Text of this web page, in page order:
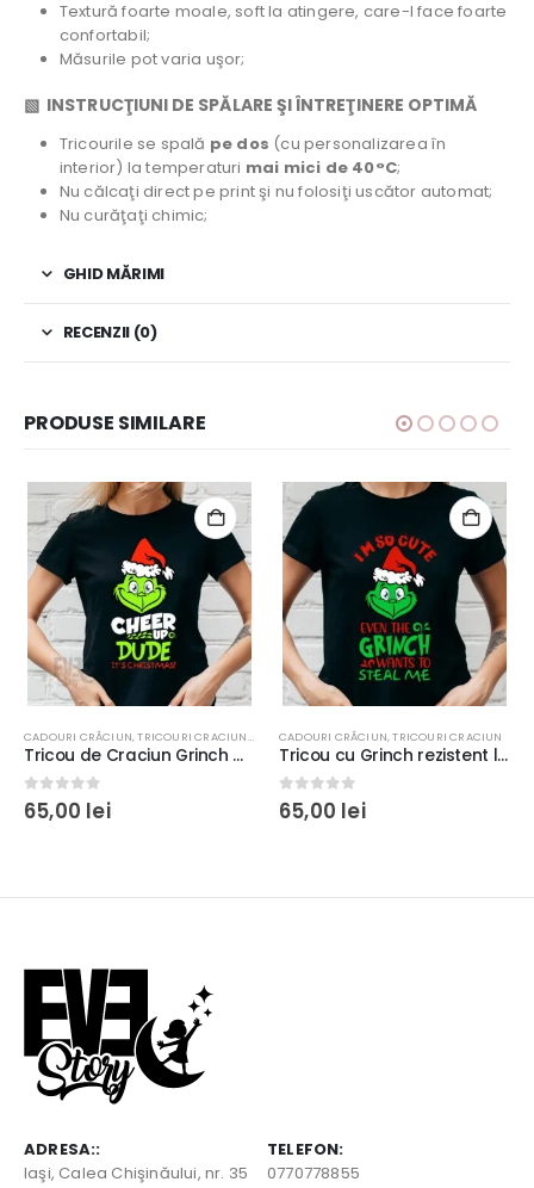
Textură foarte moale, soft la atingere, care-l face foarte
confortabil;
Măsurile pot varia uşor;
▧ INSTRUCŢIUNI DE SPĂLARE ŞI ÎNTREŢINERE OPTIMĂ
Tricourile se spală pe dos (cu personalizarea în
interior) la temperaturi mai mici de 40°C;
Nu călcaţi direct pe print şi nu folosiţi uscător automat;
Nu curăţaţi chimic;
GHID MĂRIMI
RECENZII (0)
PRODUSE SIMILARE
TRICOURI CRACIUN
CADOURI CRĂCIUN,TRICOURI CRACIUN,TRICOURI FILME
Tricou de Craciun Grinch Cheer Up, culoare negru/alb, rezistent la spălări, bumbac 100%, regular fit
0 out of 5
65,00 lei
CADOURI CRĂCIUN,TRICOURI CRACIUN
Tricou cu Grinch rezistent la spălări, bumbac 100%, regular fit, unisex, culoare alb/negru
0 out of 5
65,00 lei
ADRESA::
Iaşi, Calea Chişinăului, nr. 35
TELEFON:
0770778855